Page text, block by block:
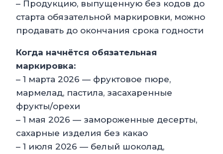
– Продукцию, выпущенную без кодов до
старта обязательной маркировки, можно
продавать до окончания срока годности
Когда начнётся обязательная
маркировка:
– 1 марта 2026 — фруктовое пюре,
мармелад, пастила, засахаренные
фрукты/орехи
– 1 мая 2026 — замороженные десерты,
сахарные изделия без какао
– 1 июля 2026 — белый шоколад,